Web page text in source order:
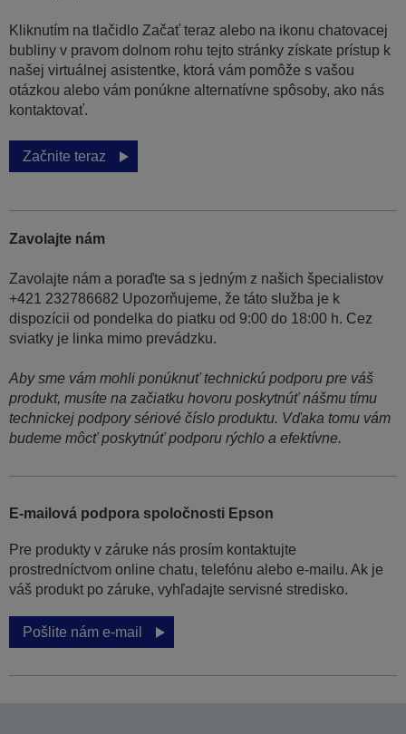
Kliknutím na tlačidlo Začať teraz alebo na ikonu chatovacej
bubliny v pravom dolnom rohu tejto stránky získate prístup k
našej virtuálnej asistentke, ktorá vám pomôže s vašou
otázkou alebo vám ponúkne alternatívne spôsoby, ako nás
kontaktovať.
Začnite teraz
Zavolajte nám
Zavolajte nám a poraďte sa s jedným z našich špecialistov
+421 232786682 Upozorňujeme, že táto služba je k
dispozícii od pondelka do piatku od 9:00 do 18:00 h. Cez
sviatky je linka mimo prevádzku.
Aby sme vám mohli ponúknuť technickú podporu pre váš
produkt, musíte na začiatku hovoru poskytnúť nášmu tímu
technickej podpory sériové číslo produktu. Vďaka tomu vám
budeme môcť poskytnúť podporu rýchlo a efektívne.
E-mailová podpora spoločnosti Epson
Pre produkty v záruke nás prosím kontaktujte
prostredníctvom online chatu, telefónu alebo e-mailu. Ak je
váš produkt po záruke, vyhľadajte servisné stredisko.
Pošlite nám e-mail